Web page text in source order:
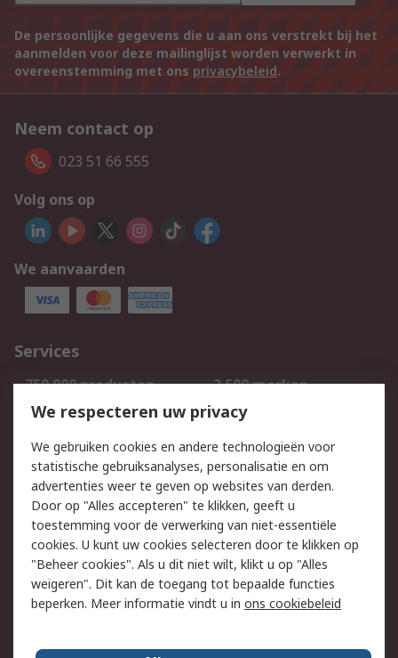
De persoonlijke gegevens die u aan ons verstrekt bij het
aanmelden voor deze mailinglijst worden verwerkt in
overeenstemming met ons privacybeleid.
Neem contact op
023 51 66 555
Volg ons op
We aanvaarden
Services
750.000 producten
2.500 merken
Bestellen
Inkoopoplossingen
Track & Trace
Wettelijk
Cookiebeleid
Email veiligheid
Privacybeleid
Websitevoorwaarden
Algemene
verkoopvoorwaarden
We respecteren uw privacy
We gebruiken cookies en andere technologieën voor
statistische gebruiksanalyses, personalisatie en om
advertenties weer te geven op websites van derden.
Door op "Alles accepteren" te klikken, geeft u
toestemming voor de verwerking van niet-essentiële
cookies. U kunt uw cookies selecteren door te klikken op
"Beheer cookies". Als u dit niet wilt, klikt u op "Alles
weigeren". Dit kan de toegang tot bepaalde functies
beperken. Meer informatie vindt u in ons cookiebeleid